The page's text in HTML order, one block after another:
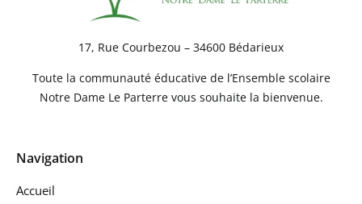
17, Rue Courbezou – 34600 Bédarieux
Toute la communauté éducative de l’Ensemble scolaire
Notre Dame Le Parterre vous souhaite la bienvenue.
Navigation
Accueil